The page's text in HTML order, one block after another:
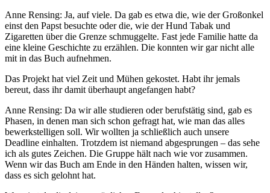
Anne Rensing: Ja, auf viele. Da gab es etwa die, wie der Großonkel
einst den Papst besuchte oder die, wie der Hund Tabak und
Zigaretten über die Grenze schmuggelte. Fast jede Familie hatte da
eine kleine Geschichte zu erzählen. Die konnten wir gar nicht alle
mit in das Buch aufnehmen.
Das Projekt hat viel Zeit und Mühen gekostet. Habt ihr jemals
bereut, dass ihr damit überhaupt angefangen habt?
Anne Rensing: Da wir alle studieren oder berufstätig sind, gab es
Phasen, in denen man sich schon gefragt hat, wie man das alles
bewerkstelligen soll. Wir wollten ja schließlich auch unsere
Deadline einhalten. Trotzdem ist niemand abgesprungen – das sehe
ich als gutes Zeichen. Die Gruppe hält nach wie vor zusammen.
Wenn wir das Buch am Ende in den Händen halten, wissen wir,
dass es sich gelohnt hat.